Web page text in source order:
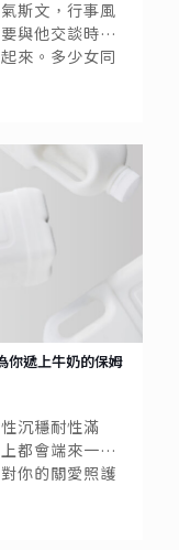
斯文，行事風
與他交談時，
來。多少女同
實上，他不僅
你遞上牛奶的保姆
沉穩耐性滿
都會端來一杯
你的關愛照護
的是，個性成
緒沸騰到最高